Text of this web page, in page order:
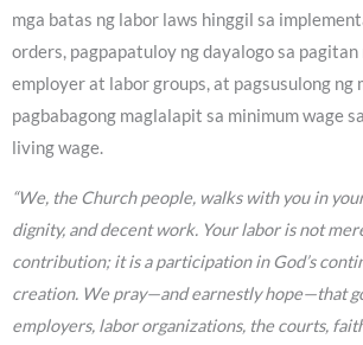
mga batas ng labor laws hinggil sa
orders, pagpapatuloy ng dayalogo sa pagitan
employer at labor groups, at pagsusulong ng
pagbabagong maglalapit sa minimum wage
living wage.
“We, the Church people, walks with you in
dignity, and decent work. Your labor is not
contribution; it is a participation in God’s
creation. We pray—and earnestly hope—that
employers, labor organizations, the courts,